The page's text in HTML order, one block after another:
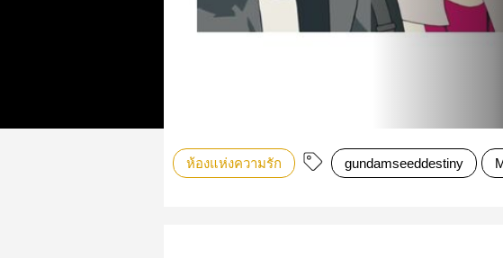
ห้องแห่งความรัก gundamseeddestiny